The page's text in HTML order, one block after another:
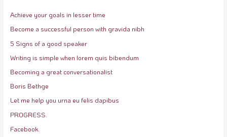
Achieve your goals in lesser time
Become a successful person with gravida nibh
5 Signs of a good speaker
Writing is simple when lorem quis bibendum
Becoming a great conversationalist
Boris Bethge
Let me help you urna eu felis dapibus
PROGRESS.
Facebook.